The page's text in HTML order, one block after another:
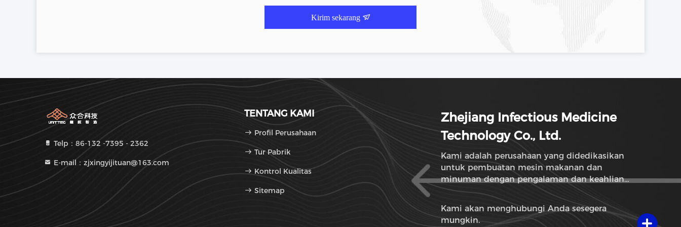
Kirim sekarang
Telp：86-132 -7395 - 2362
E-mail：zjxingyijituan@163.com
TENTANG KAMI
Profil Perusahaan
Tur Pabrik
Kontrol Kualitas
Sitemap
Zhejiang Infectious Medicine
Technology Co., Ltd.
Kami adalah perusahaan yang didedikasikan
untuk pembuatan mesin makanan dan
minuman dengan pengalaman dan keahlian
bertahun-tahun.
Kami akan menghubungi Anda sesegera
mungkin.